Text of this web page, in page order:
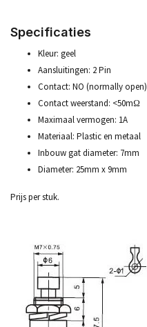
Specificaties
Kleur: geel
Aansluitingen: 2 Pin
Contact: NO (normally open)
Contact weerstand: <50mΩ
Maximaal vermogen: 1A
Materiaal: Plastic en metaal
Inbouw gat diameter: 7mm
Diameter: 25mm x 9mm
Prijs per stuk.